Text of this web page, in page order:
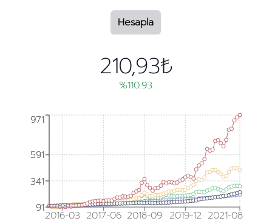
Hesapla
210,93₺
%110.93
2016-03 2017-06 2018-09 2019-12 2021-08
91
341
591
971
91
341
591
971